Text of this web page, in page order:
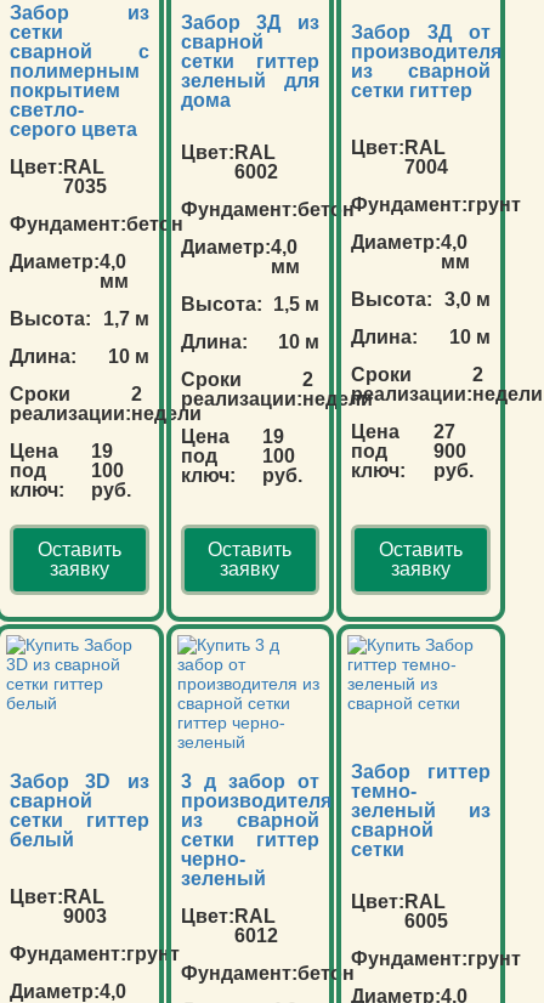
Забор из
сетки
сварной с
полимерным
покрытием
светло-
серого цвета
Цвет: RAL
7035
Фундамент:бетон
Диаметр:4,0
мм
Высота:
1,7 м
Длина:
10 м
Сроки
реализации:
2
недели
Цена
под
ключ:
19
100
руб.
Оставить
заявку
Забор 3Д из
сварной
сетки гиттер
зеленый для
дома
Цвет: RAL
6002
Фундамент:бетон
Диаметр:4,0
мм
Высота:
1,5 м
Длина:
10 м
Сроки
реализации:
2
недели
Цена
под
ключ:
19
100
руб.
Оставить
заявку
Забор 3Д от
производителя
из сварной
сетки гиттер
Цвет: RAL
7004
Фундамент:грунт
Диаметр:4,0
мм
Высота:
3,0 м
Длина:
10 м
Сроки
реализации:
2
недели
Цена
под
ключ:
27
900
руб.
Оставить
заявку
Забор 3D из
сварной
сетки гиттер
белый
Цвет: RAL
9003
Фундамент:грунт
Диаметр:4,0
3 д забор от
производителя
из сварной
сетки гиттер
черно-
зеленый
Цвет: RAL
6012
Фундамент:бетон
Забор гиттер
темно-
зеленый из
сварной
сетки
Цвет: RAL
6005
Фундамент:грунт
Диаметр:4,0